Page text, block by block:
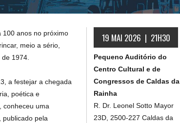
19 MAI 2026 | 21H30
Pequeno Auditório do
Centro Cultural e de
Congressos de Caldas da
Rainha
R. Dr. Leonel Sotto Mayor
23D, 2500-227 Caldas da
100 anos no próximo
meio a sério,
1974.
a festejar a chegada
poética e
conheceu uma
publicado pela